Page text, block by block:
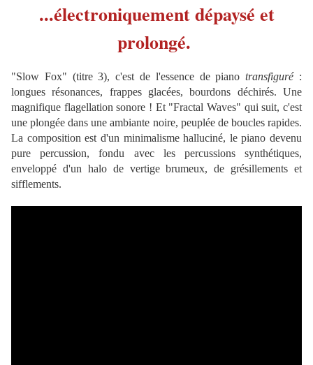
...électroniquement dépaysé et
prolongé.
"Slow Fox" (titre 3), c'est de l'essence de pianotransfiguré:
longues résonances, frappes glacées, bourdons déchirés. Une
magnifique flagellation sonore ! Et "Fractal Waves" qui suit, c'est
une plongée dans une ambiante noire, peuplée de boucles rapides.
La composition est d'un minimalisme halluciné, le piano devenu
pure percussion, fondu avec les percussions synthétiques,
enveloppé d'un halo de vertige brumeux, de grésillements et
sifflements.